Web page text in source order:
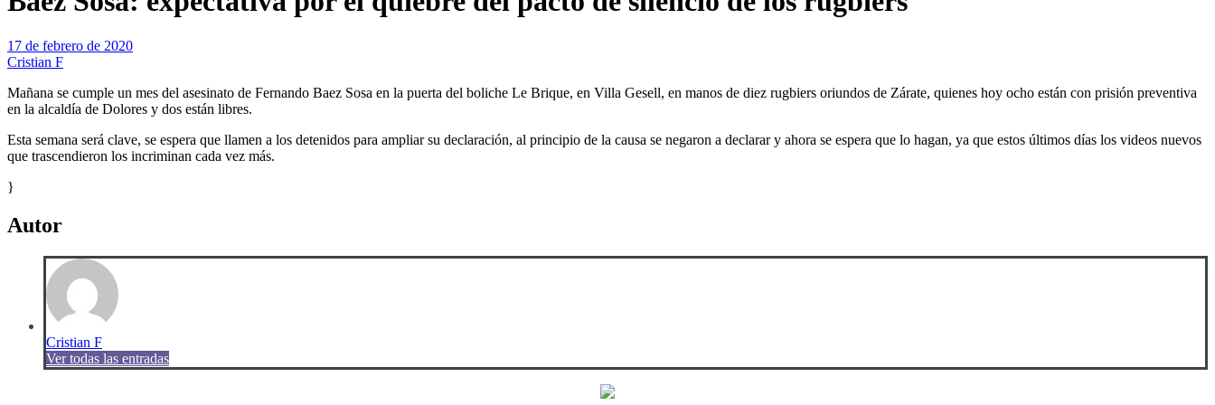
17 de febrero de 2020
Cristian F
Mañana se cumple un mes del asesinato de Fernando Baez Sosa en la puerta del boliche Le Brique, en Villa Gesell, en manos de diez rugbiers oriundos de Zárate, quienes hoy ocho están con prisión preventiva
en la alcaldía de Dolores y dos están libres.
Esta semana será clave, se espera que llamen a los detenidos para ampliar su declaración, al principio de la causa se negaron a declarar y ahora se espera que lo hagan, ya que estos últimos días los videos nuevos
que trascendieron los incriminan cada vez más.
}
Autor
Cristian F
Ver todas las entradas